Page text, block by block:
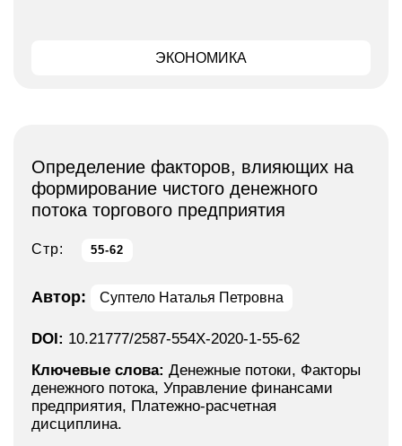
ЭКОНОМИКА
Определение факторов, влияющих на
формирование чистого денежного
потока торгового предприятия
Стр: 55-62
Автор: Суптело Наталья Петровна
DOI: 10.21777/2587-554X-2020-1-55-62
Ключевые слова: Денежные потоки, Факторы
денежного потока, Управление финансами
предприятия, Платежно-расчетная
дисциплина.